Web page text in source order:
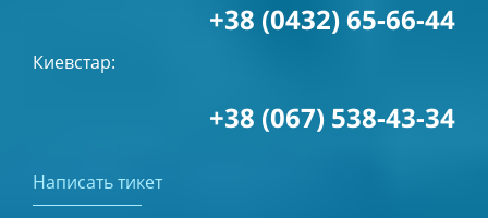
+38 (0432) 65-66-44
Киевстар:
+38 (067) 538-43-34
Написать тикет